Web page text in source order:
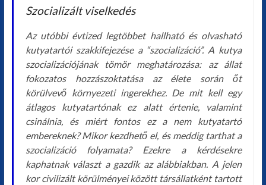
Szocializált viselkedés
Az utóbbi évtized legtöbbet hallható és olvasható
kutyatartói szakkifejezése a “szocializáció”. A kutya
szocializációjának tömör meghatározása: az állat
fokozatos hozzászoktatása az élete során őt
körülvevő környezeti ingerekhez. De mit kell egy
átlagos kutyatartónak ez alatt értenie, valamint
csinálnia, és miért fontos ez a nem kutyatartó
embereknek? Mikor kezdhető el, és meddig tarthat a
szocializáció folyamata? Ezekre a kérdésekre
kaphatnak választ a gazdik az alábbiakban. A jelen
kor civilizált körülményei között társállatként tartott